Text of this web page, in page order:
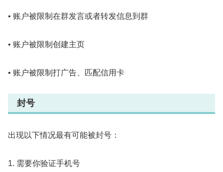
• 账户被限制在群发言或者转发信息到群
• 账户被限制创建主页
• 账户被限制打广告、匹配信用卡
封号
出现以下情况最有可能被封号：
1. 需要你验证手机号